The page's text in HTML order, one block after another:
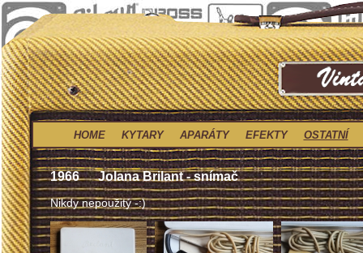
HOME KYTARY APARÁTY EFEKTY OSTATNÍ
1966 Jolana Brilant - snímač
Nikdy nepoužitý -:)